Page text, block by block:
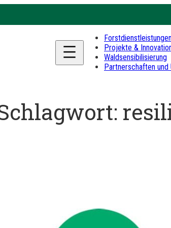
Projekte &
Waldsensibilisierung
Partnerschaften und